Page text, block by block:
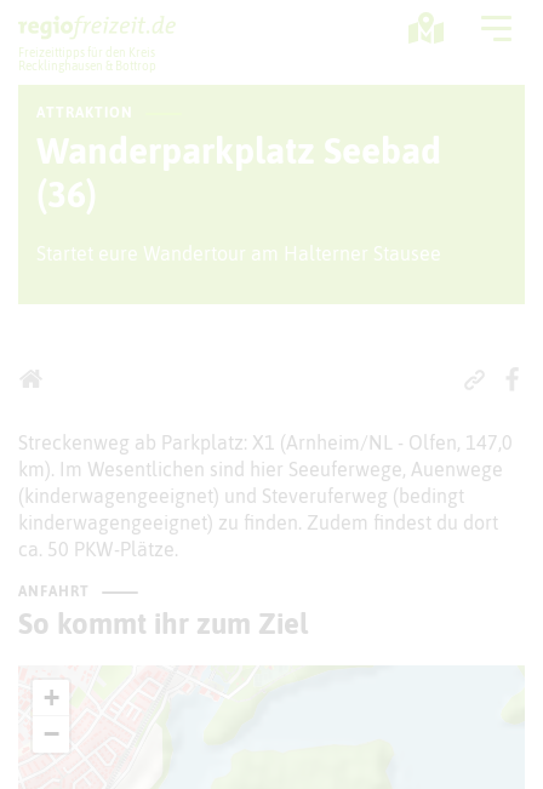
Freizeittipps für den Kreis
Recklinghausen & Bottrop
Aktuelles
Freizeitregion
ATTRAKTION
Wanderparkplatz Seebad
(36)
Startet eure Wandertour am Halterner Stausee
Streckenweg ab Parkplatz: X1 (Arnheim/NL - Olfen, 147,0
km). Im Wesentlichen sind hier Seeuferwege, Auenwege
(kinderwagengeeignet) und Steveruferweg (bedingt
kinderwagengeeignet) zu finden. Zudem findest du dort
ca. 50 PKW-Plätze.
ANFAHRT
So kommt ihr zum Ziel
+
−